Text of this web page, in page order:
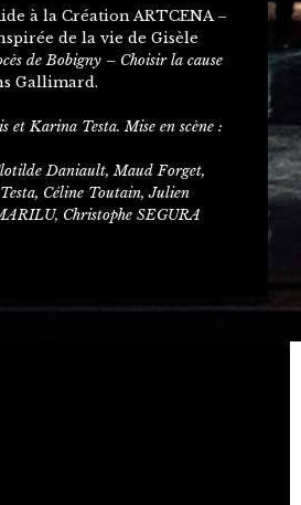
à la Création ARTCENA –
de la vie de Gisèle
de Bobigny – Choisir la cause
Gallimard.
et Karina Testa. Mise en scène :
Daniault, Maud Forget,
Céline Toutain, Julien
Christophe SEGURA